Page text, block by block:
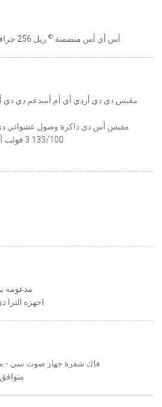
أس أي أس متضمنة ® ريل 256 جرافيك ثنائي الابعاد / ثلاثي الابعاد
133/100 3 فولت أس دي ذاكرة وصول عشوائي
مدعومة
4 ×اجهزة الترا دي أم
فاك شفرة جهاز صوت سي - ميديا سي ام
متوافق مع